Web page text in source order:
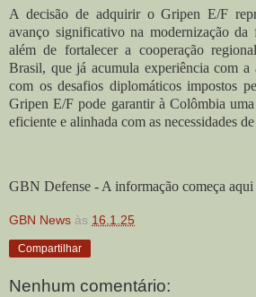
A decisão de adquirir o Gripen E/F
avanço significativo na modernização da
além de fortalecer a cooperação
Brasil, que já acumula experiência com a
com os desafios diplomáticos impostos
Gripen E/F pode garantir à Colômbia uma
eficiente e alinhada com as necessidades
GBN Defense - A informação começa aqui
GBN News às 16.1.25
Compartilhar
Nenhum comentário: